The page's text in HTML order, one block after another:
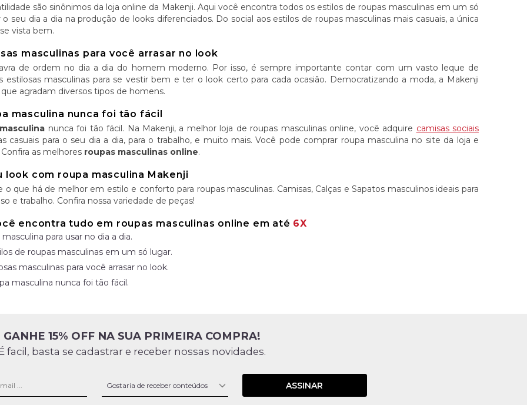
são sinônimos da loja online da Makenji. Aqui você encontra todos os estilos de roupas masculinas em um só
o seu dia a dia na produção de looks diferenciados. Do social aos estilos de roupas masculinas mais casuais, a única
vista bem.
masculinas para você arrasar no look
de ordem no dia a dia do homem moderno. Por isso, é sempre importante contar com um vasto leque de
estilosas masculinas para se vestir bem e ter o look certo para cada ocasião. Democratizando a moda, a Makenji
agradam diversos tipos de homens.
masculina nunca foi tão fácil
nunca foi tão fácil. Na Makenji, a melhor loja de roupas masculinas online, você adquire camisas sociais
casuais para o seu dia a dia, para o trabalho, e muito mais. Você pode comprar roupa masculina no site da loja e
as melhores roupas masculinas online.
look com roupa masculina Makenji
o que há de melhor em estilo e conforto para roupas masculinas. Camisas, Calças e Sapatos masculinos ideais para
e trabalho. Confira nossa variedade de peças!
encontra tudo em roupas masculinas online em até 6X
para usar no dia a dia.
de roupas masculinas em um só lugar.
masculinas para você arrasar no look.
masculina nunca foi tão fácil.
GANHE 15% OFF NA SUA PRIMEIRA COMPRA!
facil, basta se cadastrar e receber nossas novidades.
ASSINAR